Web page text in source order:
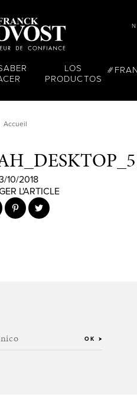
LOS
PRODUCTOS
Accueil
10/2018
L'ARTICLE
OK